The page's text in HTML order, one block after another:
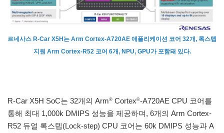
르네사스 R-Car X5H는 Arm Cortex-A720AE 애플리케이션 코어 32개, 록스텝
지원 Arm Cortex-R52 코어 6개, NPU, GPU가 포함돼 있다.
R-Car X5H SoC는 32개의 Arm® Cortex®-A720AE CPU 코어를
통해 최대 1,000k DMIPS 성능을 제공하며, 6개의 Arm Cortex-
R52 듀얼 록스텝(Lock-step) CPU 코어는 60k DMIPS 성능과 A